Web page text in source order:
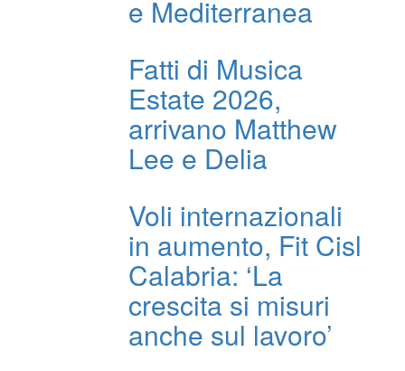
e Mediterranea
Fatti di Musica
Estate 2026,
arrivano Matthew
Lee e Delia
Voli internazionali
in aumento, Fit Cisl
Calabria: ‘La
crescita si misuri
anche sul lavoro’